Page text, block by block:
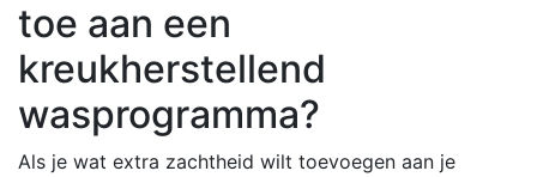
toe aan een
kreukherstellend
wasprogramma?
Als je wat extra zachtheid wilt toevoegen aan je